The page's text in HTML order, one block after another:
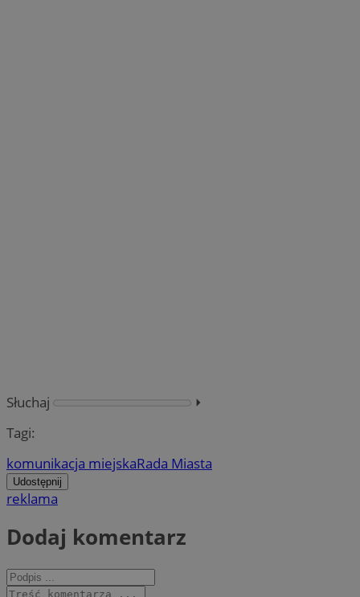
Słuchaj
⏵︎
Tagi:
komunikacja miejskaRada Miasta
Udostępnij
reklama
Dodaj komentarz